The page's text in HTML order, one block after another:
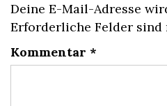
Deine E-Mail-Adresse
Erforderliche Felder sind
Kommentar *